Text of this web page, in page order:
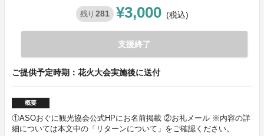
残り 281 ¥3,000 (税込)
支援終了
ご提供予定時期：花火大会実施後に送付
概要
①ASOおぐに観光協会公式HPにお名前掲載 ②お礼メール ※内容の詳
細については本文中の「リターンについて」をご確認ください。